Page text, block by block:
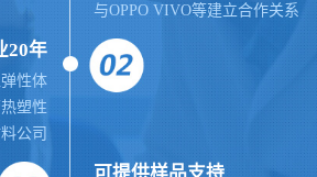
与OPPO VIVO等建立合作关系
20年
性体
塑性
公司